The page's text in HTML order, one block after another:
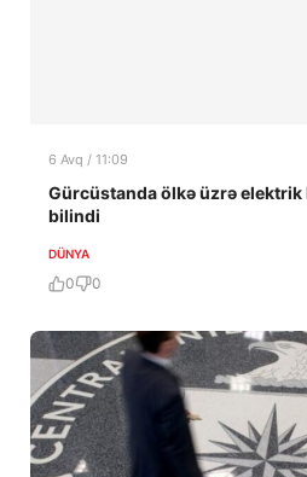
6 Avq / 11:09
Gürcüstanda ölkə üzrə
bilindi
DÜNYA
0 0